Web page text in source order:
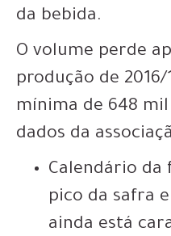
da bebida.
O volume perde
produção de 2016/
mínima de 648
dados da
Calendário da
pico da safra
ainda está